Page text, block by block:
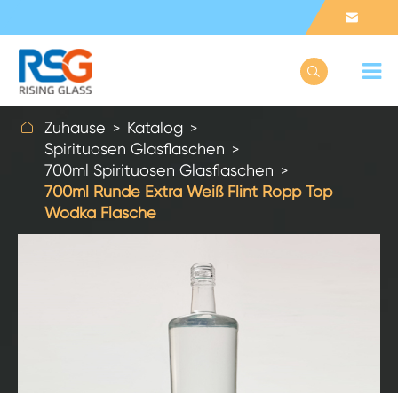


 Zuhause
Katalog
Spirituosen Glasflaschen
700ml Spirituosen Glasflaschen
700ml Runde Extra Weiß Flint Ropp Top
Wodka Flasche